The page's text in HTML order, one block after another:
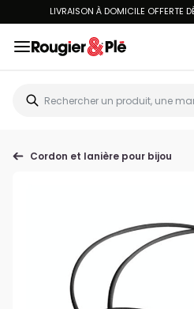
LIVRAISON À DOMICILE OFFERTE
Cordon et lanière pour bijou